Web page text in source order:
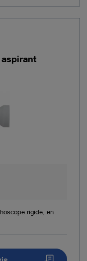
rigide, en